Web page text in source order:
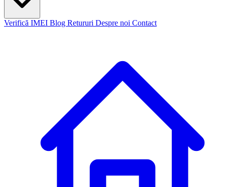
Verifică IMEI Blog Retururi Despre noi Contact